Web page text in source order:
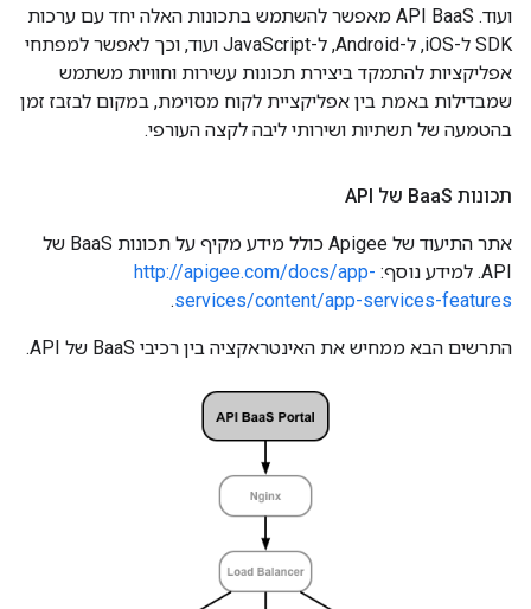
ועוד. API BaaS מאפשר להשתמש בתכונות האלה יחד עם ערכות
SDK ל-iOS, ל-Android, ל-JavaScript ועוד, וכך לאפשר למפתחי
אפליקציות להתמקד ביצירת תכונות עשירות וחוויות משתמש
שמבדילות באמת בין אפליקציית לקוח מסוימת, במקום לבזבז זמן
בהטמעה של תשתיות ושירותי ליבה לקצה העורפי.
תכונות Baa S של API
אתר התיעוד של Apigee כולל מידע מקיף על תכונות BaaS של
API. למידע נוסף:
http://apigee.com/docs/app-
services/content/app-services-features
.
התרשים הבא ממחיש את האינטראקציה בין רכיבי BaaS של API.